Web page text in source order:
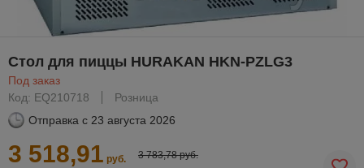
Стол для пиццы HURAKAN HKN-PZLG3
Под заказ
Код: EQ210718
Розница
Отправка с 23 августа 2026
3 518,91 руб. 3 783,78 руб.